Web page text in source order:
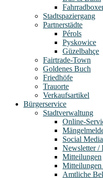
Stadtspaziergang
Partnerstädte
Pérols
Pyskowice
Güzelbahçe
Fairtrade-Town
Goldenes Buch
Friedhöfe
Trauorte
Verkaufsartikel
Bürgerservice
Stadtverwaltung
Online-
Social Media
Newsletter /
Mitteilungen
Mitteilungen
Amtliche